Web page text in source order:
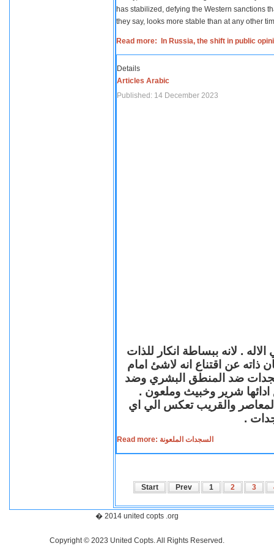
has stabilized, defying the Western sanctions
they say, looks more stable than at any other
Read more: In Russia, the shift in public
Details
Articles Arabic
Published: 14 December 2023
. لانه ببساطة انكار للذات
ذاته عن اقتناع انه لاشئ امام
ضد المنطق البشري وضد
ادائها شرير وخبيث وملعون .
المعاصر والقريب تعكس الي اي
.
Read more: السجدات الملعونة
Start Prev 1 2 3
� 2014 united copts .org
Copyright © 2023 United Copts. All Rights Reserved.